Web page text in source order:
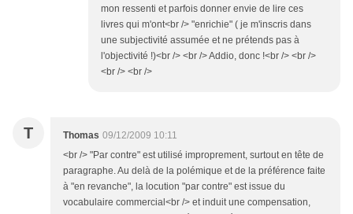
mon ressenti et parfois donner envie de lire ces
livres qui m'ont<br /> "enrichie" ( je m'inscris dans
une subjectivité assumée et ne prétends pas à
l'objectivité !)<br /> <br /> Addio, donc !<br /> <br />
<br /> <br />
T Thomas 09/12/2009 10:11
<br /> "Par contre" est utilisé improprement, surtout en tête de
paragraphe. Au delà de la polémique et de la préférence faite
à "en revanche", la locution "par contre" est issue du
vocabulaire commercial<br /> et induit une compensation,